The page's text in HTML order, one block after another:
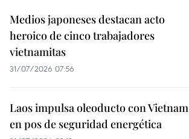
Medios japoneses destacan acto
heroico de cinco trabajadores
vietnamitas
31/07/2026 07:56
Laos impulsa oleoducto con Vietnam
en pos de seguridad energética